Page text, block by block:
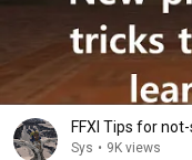
FFXI Tips for
Sys • 9K views